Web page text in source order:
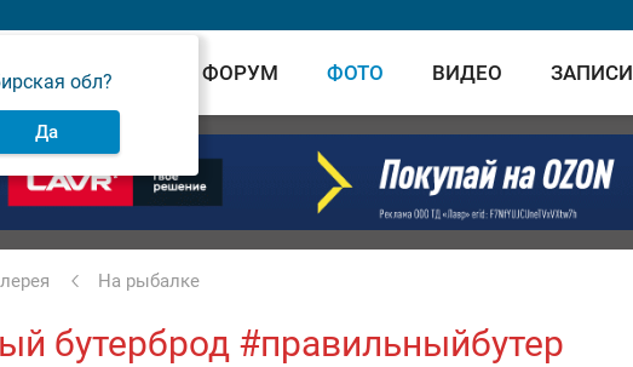
обл?
Да
ВЕСТИ ФОРУМ ФОТО ВИДЕО ЗАПИСИ
На рыбалке
бутерброд #правильныйбутер